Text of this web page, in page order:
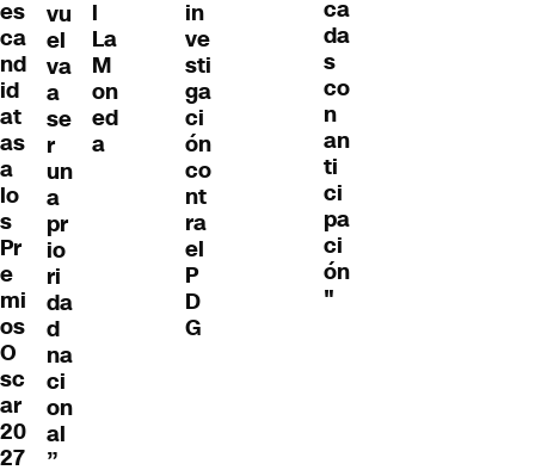
es
ca
nd
id
at
as
a
lo
s
Pr
e
mi
os
O
sc
ar
20
27
vu
el
va
a
se
r
un
a
pr
io
ri
da
d
na
ci
on
al
”
l
La
M
on
ed
a
in
ve
sti
ga
ci
ón
co
nt
ra
el
P
D
G
ca
da
s
co
n
an
ti
ci
pa
ci
ón
"